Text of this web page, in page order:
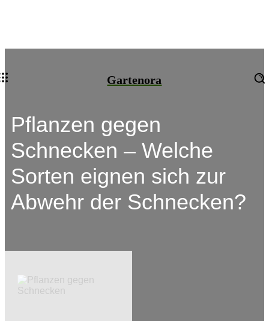
Gartenora
Pflanzen gegen
Schnecken – Welche
Sorten eignen sich zur
Abwehr der Schnecken?